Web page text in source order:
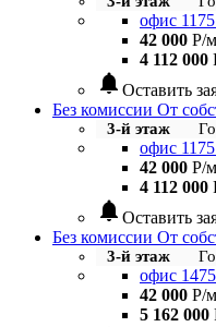
офис
42 000 Р/
4 112 000
notifications Оставить
Без комиссии От
3-й этаж
офис
42 000 Р/
4 112 000
notifications Оставить
Без комиссии От
3-й этаж
офис
42 000 Р/
5 162 000